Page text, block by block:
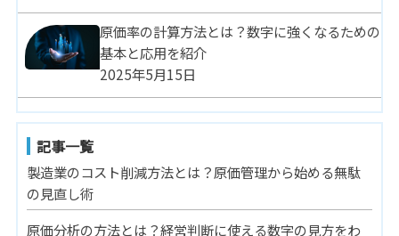
原価率の計算方法とは？数字に強くなるための
基本と応用を紹介
2025年5月15日
記事一覧
製造業のコスト削減方法とは？原価管理から始める無駄
の見直し術
原価分析の方法とは？経営判断に使える数字の見方をわ